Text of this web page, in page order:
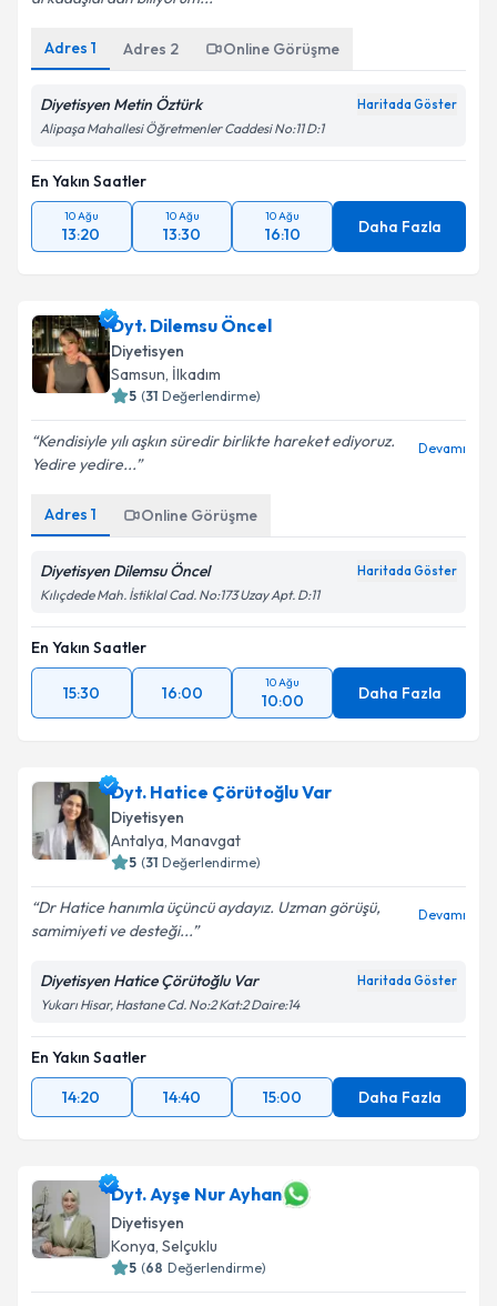
Adres Adres
Diyetisyen Metin Öztürk Haritada Göster
Alipaşa Mahallesi Öğretmenler Caddesi No:11 D:1
10 Ağu
13:20 13:30 16:10
Diyetisyen
Samsun,İlkadım
5 (31 Değerlendirme)
Kendisiyle yılı aşkın süredir birlikte hareket ediyoruz.
Adres
Diyetisyen Dilemsu Öncel Haritada Göster
Kılıçdede Mah. İstiklal Cad. No:173 Uzay Apt. D:11
15:30 10:00
Diyetisyen
Antalya,Manavgat
5 (31 Değerlendirme)
Dr Hatice hanımla üçüncü aydayız. Uzman görüşü,
Diyetisyen Hatice Çörütoğlu Var
14:20
Diyetisyen
Konya
Selçuklu
5 (68 Değerlendirme)
Yaklaşık bir süredir Ayşe Nur Ayhan ile çalışıyorum ve